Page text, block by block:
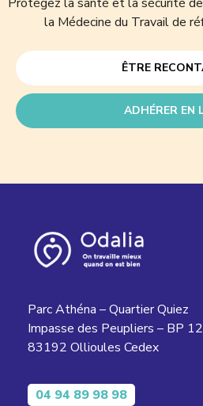
la Médecine du Travail de
ÊTRE
ADHÉRER EN
Parc Athéna – Quartier Quiez
Impasse des Peupliers – BP
83192 Ollioules Cedex
04 94 89 98 98